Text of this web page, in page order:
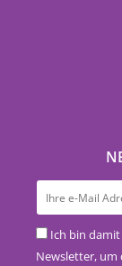
Ich bin
Newsletter, um